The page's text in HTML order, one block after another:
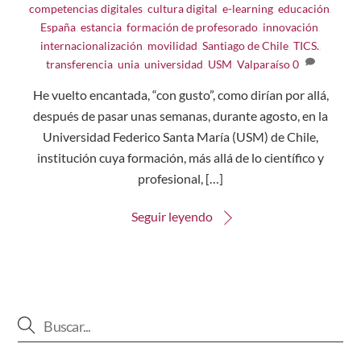
competencias digitales cultura digital e-learning educación
España estancia formación de profesorado innovación
internacionalización movilidad Santiago de Chile, TICS.,
transferencia ,unia ,universidad USM ,Valparaíso0
He vuelto encantada, “con gusto”, como dirían por allá,
después de pasar unas semanas, durante agosto, en la
Universidad Federico Santa María (USM) de Chile,
institución cuya formación, más allá de lo científico y
profesional, […]
Seguir leyendo